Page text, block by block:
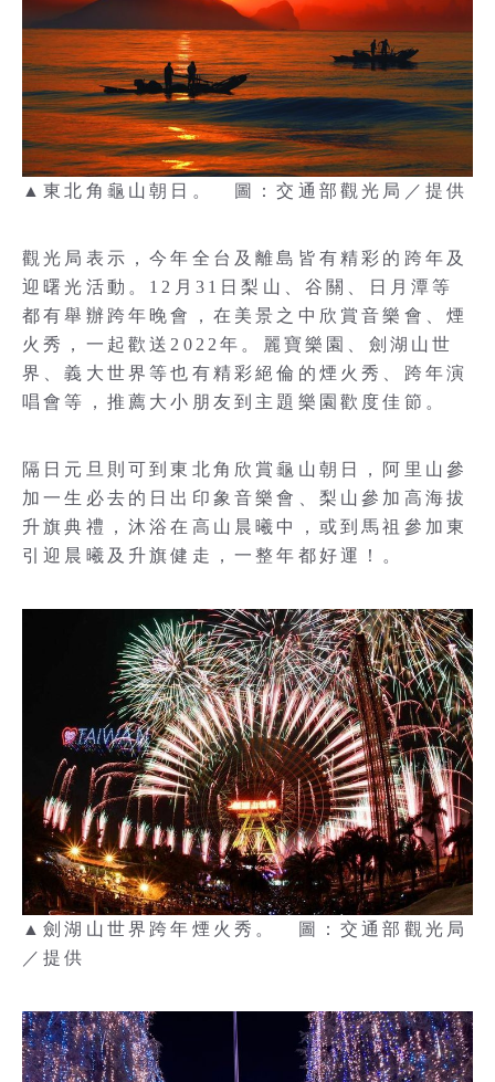
▲東北角龜山朝日。 圖：交通部觀光局／提供
觀光局表示，今年全台及離島皆有精彩的跨年及
迎曙光活動。12月31日梨山、谷關、日月潭等
都有舉辦跨年晚會，在美景之中欣賞音樂會、煙
火秀，一起歡送2022年。麗寶樂園、劍湖山世
界、義大世界等也有精彩絕倫的煙火秀、跨年演
唱會等，推薦大小朋友到主題樂園歡度佳節。
隔日元旦則可到東北角欣賞龜山朝日，阿里山參
加一生必去的日出印象音樂會、梨山參加高海拔
升旗典禮，沐浴在高山晨曦中，或到馬祖參加東
引迎晨曦及升旗健走，一整年都好運！。
▲劍湖山世界跨年煙火秀。 圖：交通部觀光局
／提供